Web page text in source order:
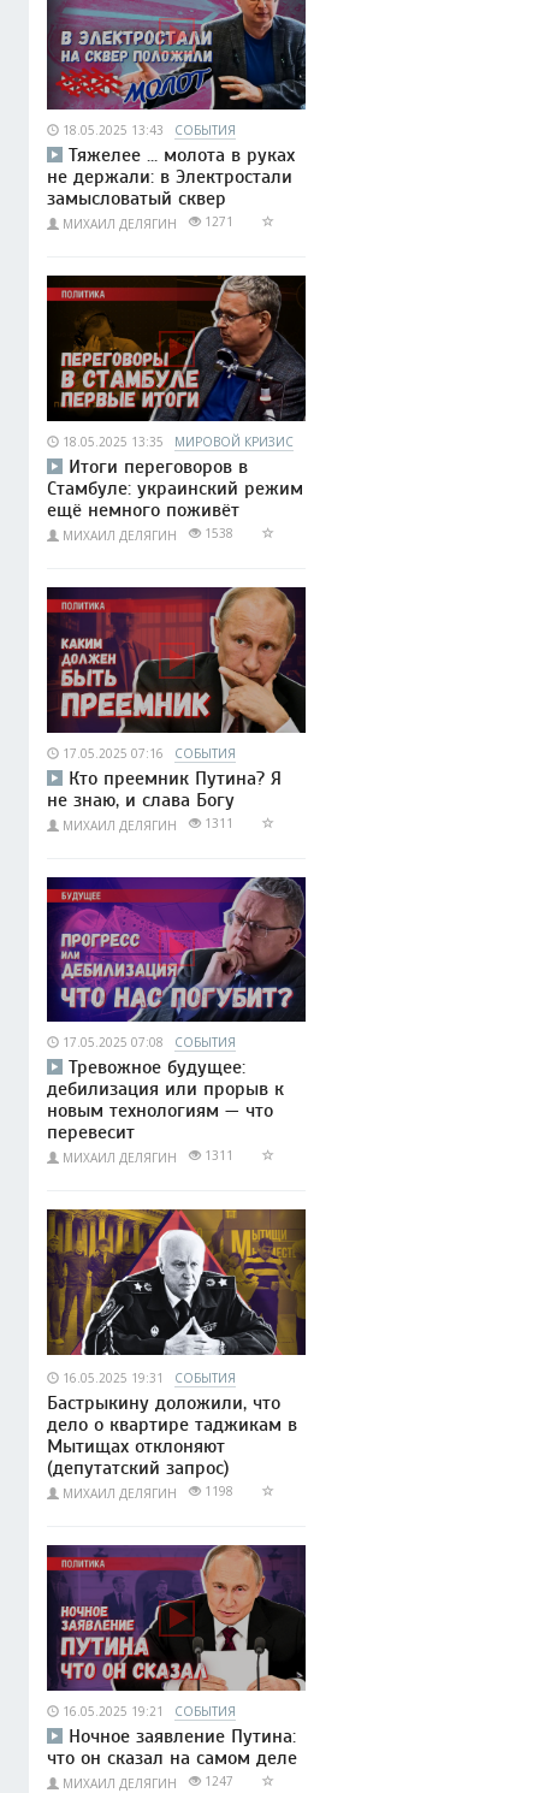
18.05.2025 13:43 СОБЫТИЯ
Тяжелее ... молота в руках
не держали: в Электростали
замысловатый сквер
МИХАИЛ ДЕЛЯГИН 1271
18.05.2025 13:35 МИРОВОЙ КРИЗИС
Итоги переговоров в
Стамбуле: украинский режим
ещё немного поживёт
МИХАИЛ ДЕЛЯГИН 1538
17.05.2025 07:16 СОБЫТИЯ
Кто преемник Путина? Я
не знаю, и слава Богу
МИХАИЛ ДЕЛЯГИН 1311
17.05.2025 07:08 СОБЫТИЯ
Тревожное будущее:
дебилизация или прорыв к
новым технологиям — что
перевесит
МИХАИЛ ДЕЛЯГИН 1311
16.05.2025 19:31 СОБЫТИЯ
Бастрыкину доложили, что
дело о квартире таджикам в
Мытищах отклоняют
(депутатский запрос)
МИХАИЛ ДЕЛЯГИН 1198
16.05.2025 19:21 СОБЫТИЯ
Ночное заявление Путина:
что он сказал на самом деле
МИХАИЛ ДЕЛЯГИН 1247